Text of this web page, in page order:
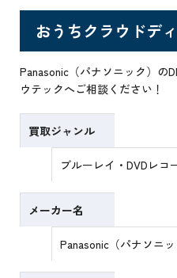
おうちクラウドデ
Panasonic（パナソニック）の
ウテックへご相談ください！
買取ジャンル
ブルーレイ・DVDレコ
メーカー名
Panasonic（パナソニッ